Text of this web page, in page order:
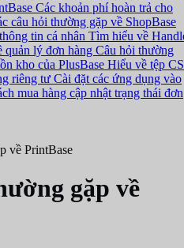
Các khoản phí hoàn trả cho
câu hỏi thường gặp về ShopBase
tin cá nhân Tìm hiểu về
quản lý đơn hàng Câu hỏi thường
kho của PlusBase Hiểu về tệp
riêng tư Cài đặt các ứng dụng vào
mua hàng cập nhật trạng thái đơn
về PrintBase
gặp về